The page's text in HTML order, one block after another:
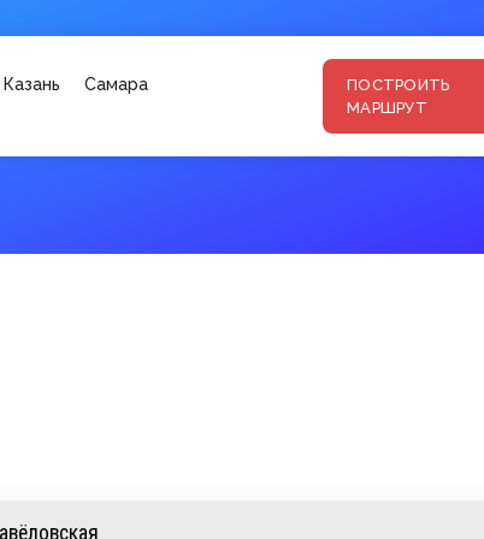
Казань Самара
ПОСТРОИТЬ
МАРШРУТ